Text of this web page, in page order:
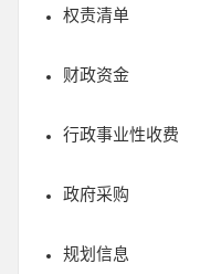
权责清单
财政资金
行政事业性收费
政府采购
规划信息